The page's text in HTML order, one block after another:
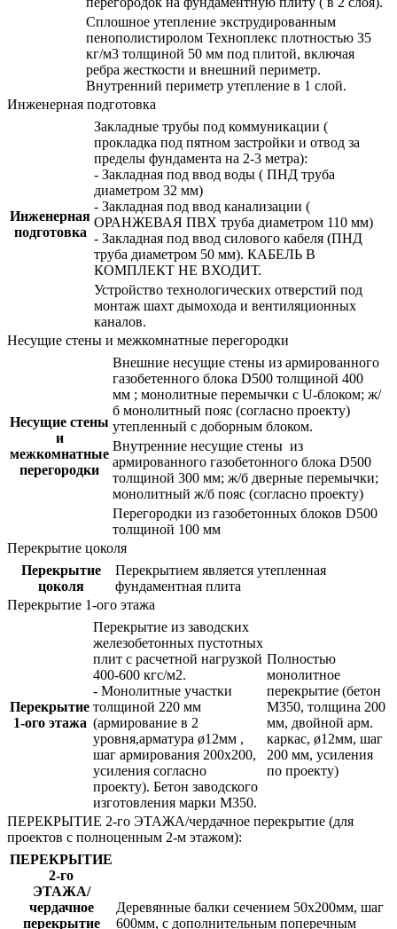
Сплошное утепление экструдированным
пенополистиролом Техноплекс плотностью 35
кг/м3 толщиной 50 мм под плитой, включая
ребра жесткости и внешний периметр.
Внутренний периметр утепление в 1 слой.
Инженерная подготовка
Инженерная
подготовка
Закладные трубы под коммуникации (
прокладка под пятном застройки и отвод за
пределы фундамента на 2-3 метра):
- Закладная под ввод воды ( ПНД труба
диаметром 32 мм)
- Закладная под ввод канализации (
ОРАНЖЕВАЯ ПВХ труба диаметром 110 мм)
- Закладная под ввод силового кабеля (ПНД
труба диаметром 50 мм). КАБЕЛЬ В
КОМПЛЕКТ НЕ ВХОДИТ.
Устройство технологических отверстий под
монтаж шахт дымохода и вентиляционных
каналов.
Несущие стены и межкомнатные перегородки
Несущие стены
и
межкомнатные
перегородки
Внешние несущие стены из армированного
газобетенного блока D500 толщиной 400
мм ; монолитные перемычки с U-блоком; ж/
б монолитный пояс (согласно проекту)
утепленный с доборным блоком.
Внутренние несущие стены из
армированного газобетонного блока D500
толщиной 300 мм; ж/б дверные перемычки;
монолитный ж/б пояс (согласно проекту)
Перегородки из газобетонных блоков D500
толщиной 100 мм
Перекрытие цоколя
Перекрытие
цоколя
Перекрытием является утепленная
фундаментная плита
Перекрытие 1-ого этажа
Перекрытие
1-ого этажа
Перекрытие из заводских
железобетонных пустотных
плит с расчетной нагрузкой
400-600 кгс/м2.
- Монолитные участки
толщиной 220 мм
(армирование в 2
уровня,арматура ø12мм ,
шаг армирования 200х200,
усиления согласно
проекту). Бетон заводского
изготовления марки М350.
Полностью
монолитное
перекрытие (бетон
М350, толщина 200
мм, двойной арм.
каркас, ø12мм, шаг
200 мм, усиления
по проекту)
ПЕРЕКРЫТИЕ 2-го ЭТАЖА/чердачное перекрытие (для
проектов с полноценным 2-м этажом):
ПЕРЕКРЫТИЕ
2-го
ЭТАЖА/
чердачное
перекрытие
Деревянные балки сечением 50х200мм, шаг
600мм, с дополнительным поперечным